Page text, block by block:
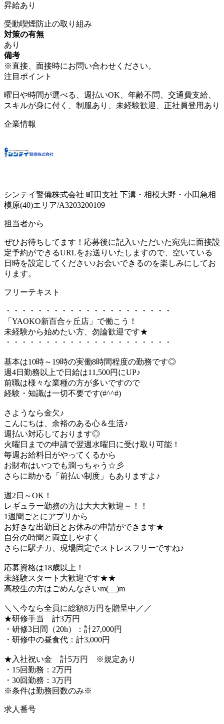
昇給あり
受動喫煙防止の取り組み
対策の有無
あり
備考
※直接、面接時にお問い合わせください。
注目ポイント
曜日や時間が選べる、週払いOK、年齢不問、交通費支給、
スキルが身に付く、制服あり、未経験歓迎、正社員登用あり
企業情報
シンテイ警備株式会社 町田支社 下溝・相模大野・小田急相
模原(40)エリア/A3203200109
担当者から
ぜひお待ちしてます！応募後に記入いただいた宛先に面接設
定予約ができるURLをお送りいたしますので、空いている
日時を設定してください♪お会いできるのを楽しみにしてお
ります。
フリーテキスト
・・・・・・・・・・・・・・・・・・・・・
「YAOKO新百合ヶ丘店」で働こう！
未経験から始めたい方、勿論歓迎です★
・・・・・・・・・・・・・・・・・・・・・
基本は10時～19時の実働8時間程度の勤務です◎
週4日勤務以上で日給は11,500円にUP♪
前職は様々な業種の方が多いですので
経験・知識は一切不要です(#^^#)
さようなら金欠♪
こんにちは、余裕のある心＆生活♪
週払い対応しております◎
火曜日までの申請で翌週水曜日に受け取り可能！
毎週お給料日がやってくるから
お財布はいつでも潤っちゃう☆彡
さらに助かる「前払い制度」もありますよ♪
週2日～OK！
レギュラー勤務の方は大大大歓迎～！！
1週間ごとにアプリから
お好きな出勤日とお休みの申請ができます★
自分の時間と両立しやすく
さらに駅チカ、現場固定でストレスフリーですね♪
応募資格は18歳以上！
未経験スタート大歓迎です★★
高校生の方はごめんなさいm(__)m
＼＼今なら全員に総額8万円を贈呈中／／
★研修手当 計3万円
・研修3日間（20h）：計27,000円
・研修中の昼食代：計3,000円
★入社祝い金 計5万円 ※規定あり
・15回勤務：2万円
・30回勤務：3万円
※条件は勤務回数のみ※
求人番号